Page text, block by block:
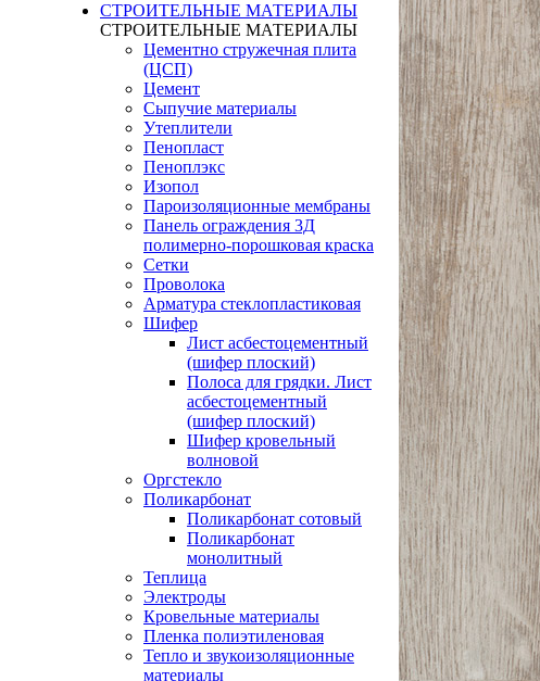
СТРОИТЕЛЬНЫЕ МАТЕРИАЛЫ
СТРОИТЕЛЬНЫЕ МАТЕРИАЛЫ
Цементно стружечная плита
(ЦСП)
Цемент
Сыпучие материалы
Утеплители
Пенопласт
Пеноплэкс
Изопол
Пароизоляционные мембраны
Панель ограждения 3Д
полимерно-порошковая краска
Сетки
Проволока
Арматура стеклопластиковая
Шифер
Лист асбестоцементный
(шифер плоский)
Полоса для грядки. Лист
асбестоцементный
(шифер плоский)
Шифер кровельный
волновой
Оргстекло
Поликарбонат
Поликарбонат сотовый
Поликарбонат
монолитный
Теплица
Электроды
Кровельные материалы
Пленка полиэтиленовая
Тепло и звукоизоляционные
материалы